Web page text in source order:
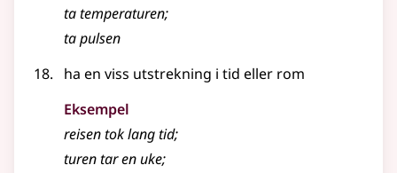
ta temperaturen;
ta pulsen
ha en viss utstrekning i tid eller rom
Eksempel
reisen tok lang tid;
turen tar en uke;